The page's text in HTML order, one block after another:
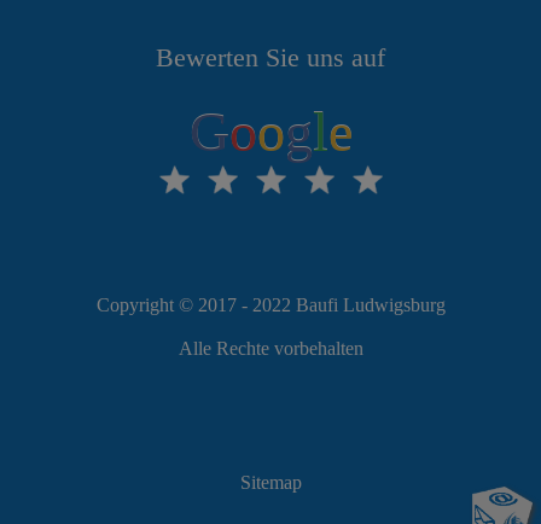
Bewerten Sie uns auf
Google
Copyright © 2017 - 2022 Baufi Ludwigsburg
Alle Rechte vorbehalten
Sitemap